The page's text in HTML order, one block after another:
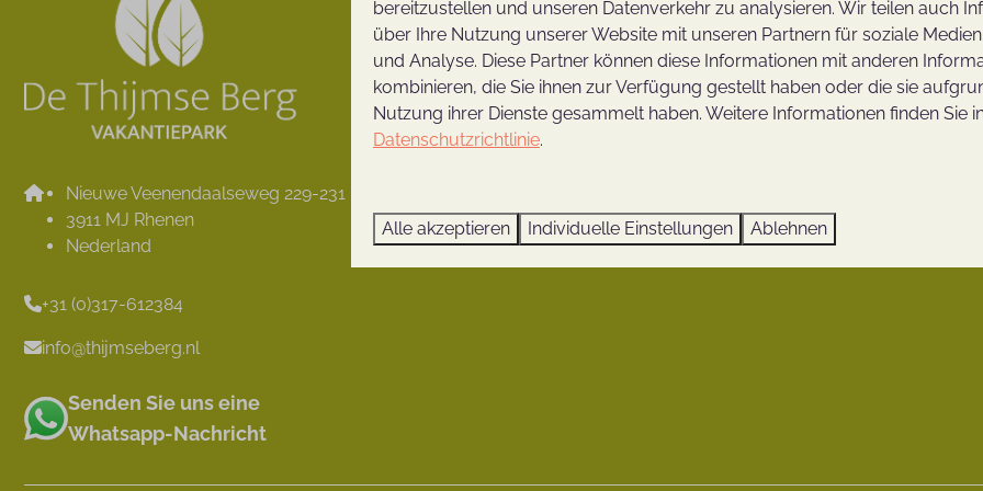
Nieuwe Veenendaalseweg 229-231
3911 MJ Rhenen
Nederland
+31 (0)317-612384
info@thijmseberg.nl
Senden Sie uns eine
Whatsapp-Nachricht
Einrichtungen
Umgebung
Karte
Bewertungen
Ferienzeiten
Öffnungszeiten
Urlaub in letzter Minute
Ferienhaus mit privatem
Wochenendausflug nach
Ferienhaus mit Wellness-
bereitzustellen und unseren Datenverkehr zu analysieren. Wir teilen auch
über Ihre Nutzung unserer Website mit unseren Partnern für soziale
und Analyse. Diese Partner können diese Informationen mit anderen
kombinieren, die Sie ihnen zur Verfügung gestellt haben oder die sie
Nutzung ihrer Dienste gesammelt haben. Weitere Informationen finden Sie
Datenschutzrichtlinie.
Alle akzeptieren Individuelle Einstellungen Ablehnen